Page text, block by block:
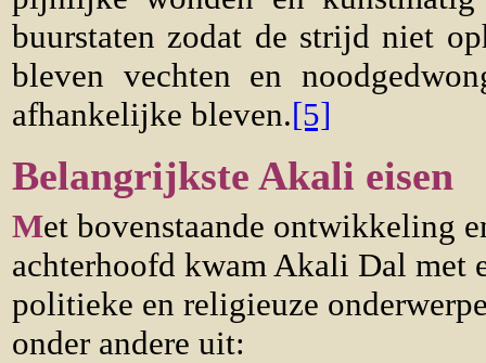
buurstaten zodat de strijd niet
bleven vechten en
afhankelijke bleven.[5]
Belangrijkste Akali eisen
Met bovenstaande ontwikkeling
achterhoofd kwam Akali Dal met
politieke en religieuze
onder andere uit: